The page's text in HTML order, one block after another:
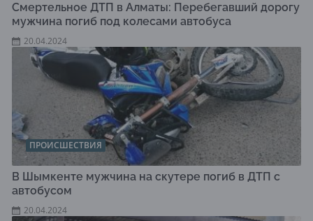
Смертельное ДТП в Алматы: Перебегавший дорогу
мужчина погиб под колесами автобуса
20.04.2024
ПРОИСШЕСТВИЯ
В Шымкенте мужчина на скутере погиб в ДТП с
автобусом
20.04.2024